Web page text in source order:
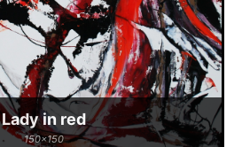
Lady in red
150x150